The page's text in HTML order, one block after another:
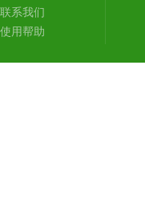
联系我们
使用帮助